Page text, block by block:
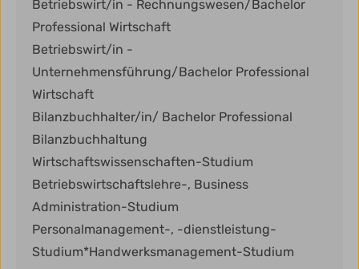
Betriebswirt/in - Rechnungswesen/Bachelor
Professional Wirtschaft
Betriebswirt/in -
Unternehmensführung/Bachelor Professional
Wirtschaft
Bilanzbuchhalter/in/ Bachelor Professional
Bilanzbuchhaltung
Wirtschaftswissenschaften-Studium
Betriebswirtschaftslehre-, Business
Administration-Studium
Personalmanagement-, -dienstleistung-
Studium*Handwerksmanagement-Studium